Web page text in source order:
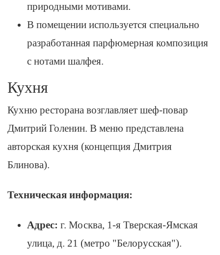
природными мотивами.
В помещении используется специально
разработанная парфюмерная композиция
с нотами шалфея.
Кухня
Кухню ресторана возглавляет шеф-повар
Дмитрий Голенин. В меню представлена
авторская кухня (концепция Дмитрия
Блинова).
Техническая информация:
Адрес: г. Москва, 1-я Тверская-Ямская
улица, д. 21 (метро "Белорусская").